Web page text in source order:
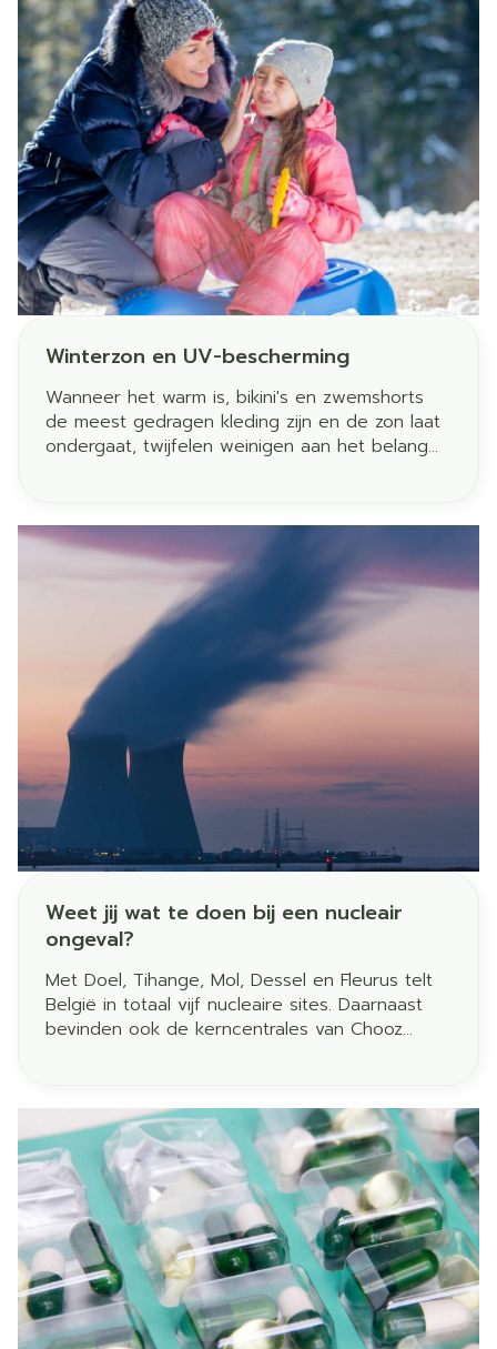
Winterzon en UV-bescherming
Wanneer het warm is, bikini's en zwemshorts
de meest gedragen kleding zijn en de zon laat
ondergaat, twijfelen weinigen aan het belang
de focus op UV-bescherming in de winter.
Weet jij wat te doen bij een nucleair
ongeval?
Met Doel, Tihange, Mol, Dessel en Fleurus telt
België in totaal vijf nucleaire sites. Daarnaast
bevinden ook de kerncentrales van Chooz
installaties moeten voldoen aan strenge
veiligheidsvoorwaarden en regelmatig worden
gecontroleerd, is de kans op een ernstig
ongeval op een van die sites gelukkig klein.